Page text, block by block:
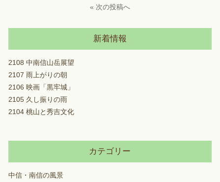
« 次の投稿へ
新着情報
2108 中南信山岳展望
2107 雨上がりの朝
2106 映画「黒牢城」
2105 久し振りの雨
2104 桃山と秀吉文化
カテゴリー
中信・南信の風景